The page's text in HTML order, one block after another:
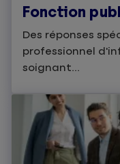
Fonction
Des réponses
professionnel
soignant...